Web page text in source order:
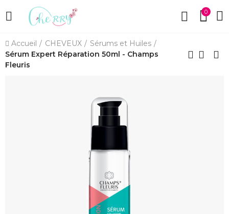
0
Accueil CHEVEUX
Sérums et Huiles
Sérum Expert Réparation 50ml - Champs
Fleuris